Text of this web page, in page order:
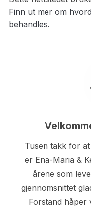
Finn ut mer om
behandles.
Tusen takk for
er Ena-Maria &
årene som
gjennomsnittet
Forstand håper